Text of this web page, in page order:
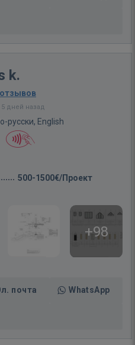
k.
дней назад
русски, English
500-1500€/Проект
+98
почта WhatsApp